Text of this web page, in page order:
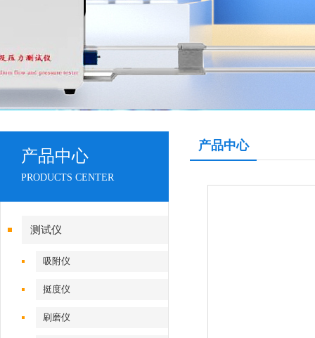
产品中心
PRODUCTS CENTER
测试仪
吸附仪
挺度仪
刷磨仪
产品中心